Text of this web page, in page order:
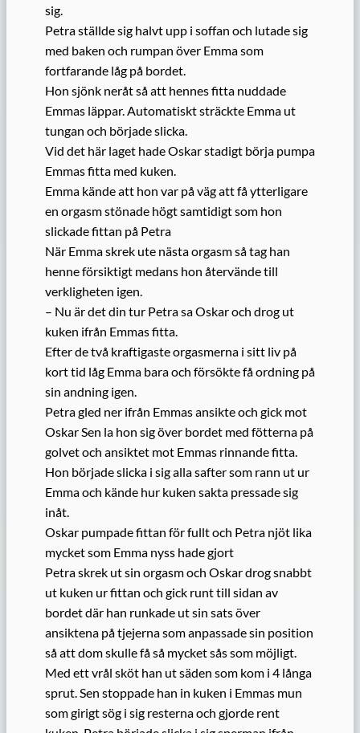
sig.
Petra ställde sig halvt upp i soffan och lutade sig
med baken och rumpan över Emma som
fortfarande låg på bordet.
Hon sjönk neråt så att hennes fitta nuddade
Emmas läppar. Automatiskt sträckte Emma ut
tungan och började slicka.
Vid det här laget hade Oskar stadigt börja pumpa
Emmas fitta med kuken.
Emma kände att hon var på väg att få ytterligare
en orgasm stönade högt samtidigt som hon
slickade fittan på Petra
När Emma skrek ute nästa orgasm så tag han
henne försiktigt medans hon återvände till
verkligheten igen.
– Nu är det din tur Petra sa Oskar och drog ut
kuken ifrån Emmas fitta.
Efter de två kraftigaste orgasmerna i sitt liv på
kort tid låg Emma bara och försökte få ordning på
sin andning igen.
Petra gled ner ifrån Emmas ansikte och gick mot
Oskar Sen la hon sig över bordet med fötterna på
golvet och ansiktet mot Emmas rinnande fitta.
Hon började slicka i sig alla safter som rann ut ur
Emma och kände hur kuken sakta pressade sig
inåt.
Oskar pumpade fittan för fullt och Petra njöt lika
mycket som Emma nyss hade gjort
Petra skrek ut sin orgasm och Oskar drog snabbt
ut kuken ur fittan och gick runt till sidan av
bordet där han runkade ut sin sats över
ansiktena på tjejerna som anpassade sin position
så att dom skulle få så mycket sås som möjligt.
Med ett vrål sköt han ut säden som kom i 4 långa
sprut. Sen stoppade han in kuken i Emmas mun
som girigt sög i sig resterna och gjorde rent